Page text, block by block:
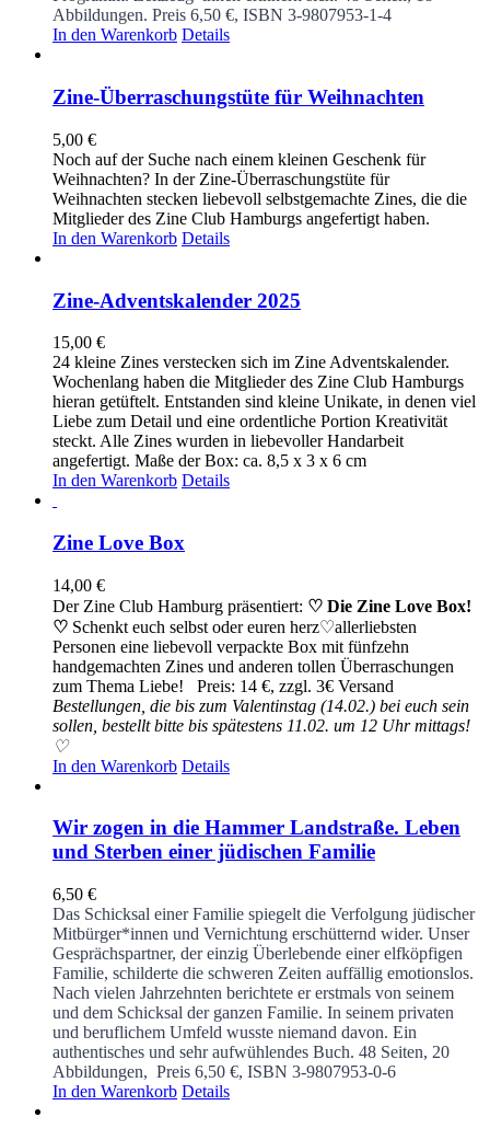
Abbildungen. Preis 6,50 €, ISBN 3-9807953-1-4
In den Warenkorb Details
Zine-Überraschungstüte für Weihnachten
5,00 €
Noch auf der Suche nach einem kleinen Geschenk für
Weihnachten? In der Zine-Überraschungstüte für
Weihnachten stecken liebevoll selbstgemachte Zines, die die
Mitglieder des Zine Club Hamburgs angefertigt haben.
In den Warenkorb Details
Zine-Adventskalender 2025
15,00 €
24 kleine Zines verstecken sich im Zine Adventskalender.
Wochenlang haben die Mitglieder des Zine Club Hamburgs
hieran getüftelt. Entstanden sind kleine Unikate, in denen viel
Liebe zum Detail und eine ordentliche Portion Kreativität
steckt. Alle Zines wurden in liebevoller Handarbeit
angefertigt. Maße der Box: ca. 8,5 x 3 x 6 cm
In den Warenkorb Details
Zine Love Box
14,00 €
Der Zine Club Hamburg präsentiert: ♡ Die Zine Love Box!
♡ Schenkt euch selbst oder euren herz♡allerliebsten
Personen eine liebevoll verpackte Box mit fünfzehn
handgemachten Zines und anderen tollen Überraschungen
zum Thema Liebe! Preis: 14 €, zzgl. 3€ Versand
Bestellungen, die bis zum Valentinstag (14.02.) bei euch sein
sollen, bestellt bitte bis spätestens 11.02. um 12 Uhr mittags!
♡
In den Warenkorb Details
Wir zogen in die Hammer Landstraße. Leben
und Sterben einer jüdischen Familie
6,50 €
Das Schicksal einer Familie spiegelt die Verfolgung jüdischer
Mitbürger*innen und Vernichtung erschütternd wider. Unser
Gesprächspartner, der einzig Überlebende einer elfköpfigen
Familie, schilderte die schweren Zeiten auffällig emotionslos.
Nach vielen Jahrzehnten berichtete er erstmals von seinem
und dem Schicksal der ganzen Familie. In seinem privaten
und beruflichem Umfeld wusste niemand davon. Ein
authentisches und sehr aufwühlendes Buch. 48 Seiten, 20
Abbildungen, Preis 6,50 €, ISBN 3-9807953-0-6
In den Warenkorb Details